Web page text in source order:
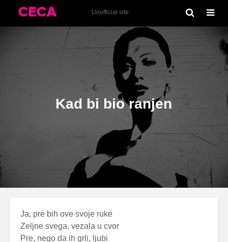
Unofficial site
Emotivna Luda (1996)
Kad bi bio ranjen
Ja, pre bih ove svoje ruke
Zeljne svega, vezala u cvor
Pre, nego da ih grli, ljubi